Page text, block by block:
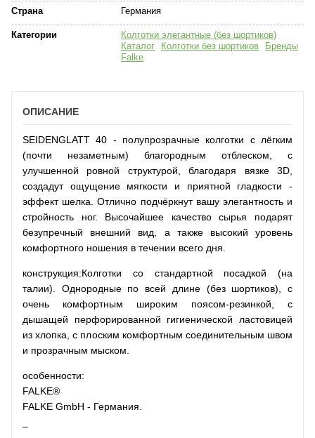
Страна Германия
Категории
Колготки элегантные (без шортиков)
Каталог
Колготки без шортиков
Бренды
Falke
ОПИСАНИЕ
SEIDENGLATT 40 - полупрозрачные колготки с лёгким
(почти незаметным) благородным отблеском, с
улучшенной ровной структурой, благодаря вязке 3D,
создадут ощущение мягкости и приятной гладкости -
эффект шелка. Отлично подчёркнут вашу элегантность и
стройность ног. Высочайшее качество сырья подарят
безупречный внешний вид, а также высокий уровень
комфортного ношения в течении всего дня.
конструкция:Колготки со стандартной посадкой (на
талии). Однородные по всей длине (без шортиков), с
очень комфортным широким поясом-резинкой, с
дышащей перфорированной гигиенической ластовицей
из хлопка, с плоским комфортным соединительным швом
и прозрачным мыском.
особенности:
FALKE®
FALKE GmbH - Германия.